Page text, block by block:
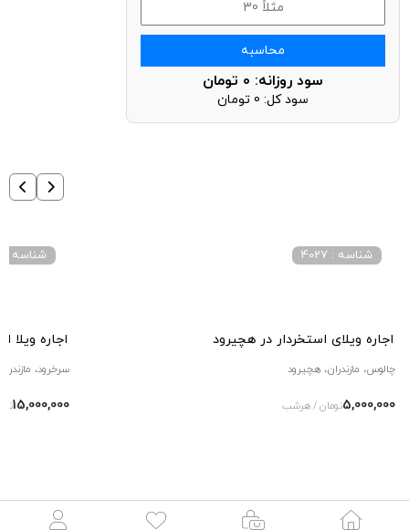
محاسبه
سود روزانه: 0 تومان
سود کل: 0 تومان
اجاره ویلای استخردار در هچیرود
شناسه : 4027
چالوس، مازندران، هچیرود
5,000,000تومان / هرشب
اجاره ویلا
شناسه : 3076
سرخرود،
15,000,000